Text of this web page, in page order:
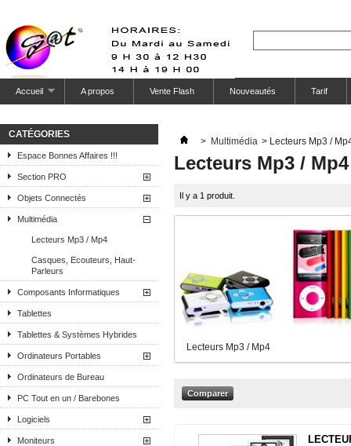
Accueil A propos Vente Flash Nouveautés Tarif
CATÉGORIES
Espace Bonnes Affaires !!!
Section PRO
Objets Connectés
Multimédia
Lecteurs Mp3 / Mp4
Casques, Ecouteurs, Haut-
Parleurs
Composants Informatiques
Tablettes
Tablettes & Systèmes Hybrides
Ordinateurs Portables
Ordinateurs de Bureau
PC Tout en un / Barebones
Logiciels
Moniteurs
> Multimédia > Lecteurs Mp3 /
Lecteurs Mp3 / Mp4
Il y a 1 produit.
Lecteurs Mp3 / Mp4